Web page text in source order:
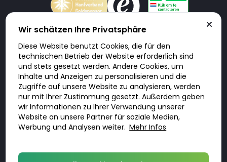
Doktorabc.com ist eine Vermittlungsplattform. Doktorabc ist ausdrücklich
keine Internetapotheke. Doktorabc bietet keine Medikamente oder
sonstige Produkte an oder liefert diese. Jegliche Informationen zu
Produkten, Medikamenten und Preisen auf der Internetseite beinhalten
kein Angebot von Doktorabc an Sie. Für die Einhaltung der in Ihrem Land
geltenden Gesetze und sonstigen Rechtsvorschriften sind Sie als Nutzer
selbst verantwortlich. Die Nutzung unseres Services auf Doktorabc durch
Sie erfolgt auf eigenes Risiko und in eigener Verantwortung. Sie erklären,
diese Internetseite aus eigener Initiative zu besuchen und zu nutzen.
Wir schätzen Ihre Privatsphäre
Diese Website benutzt Cookies, die für den
technischen Betrieb der Website erforderlich sind
und stets gesetzt werden. Andere Cookies, um
Inhalte und Anzeigen zu personalisieren und die
Zugriffe auf unsere Website zu analysieren, werden
nur mit Ihrer Zustimmung gesetzt. Außerdem geben
wir Informationen zu Ihrer Verwendung unserer
Website an unsere Partner für soziale Medien,
Werbung und Analysen weiter. Mehr Infos